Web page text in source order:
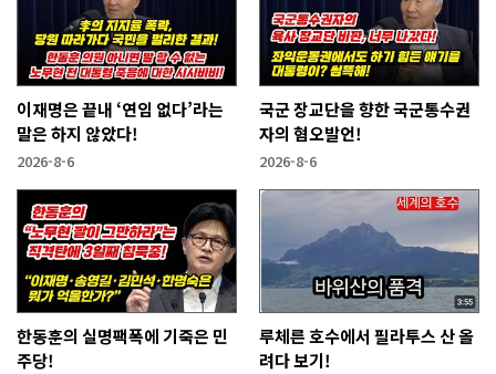
이재명은 끝내 ‘연임 없다’라는
말은 하지 않았다!
2026-8-6
국군 장교단을 향한 국군통수권
자의 혐오발언!
2026-8-6
한동훈의 실명팩폭에 기죽은 민
주당!
루체른 호수에서 필라투스 산 올
려다 보기!